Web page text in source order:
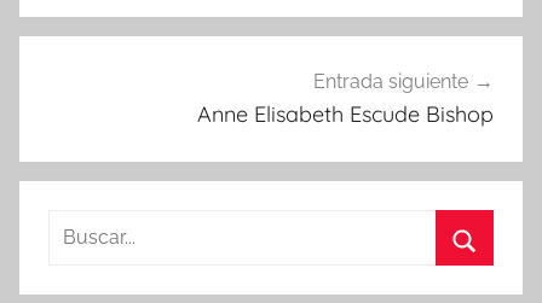
Entrada siguiente
Anne Elisabeth Escude Bishop
Buscar: